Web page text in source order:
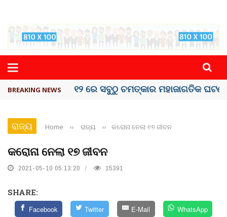
BREAKING NEWS କେରଳରେ ‘ରାଟ୍ ଫିଭର୍’ ଆତଙ୍କ, ୫୮ ମୃତ
ରାଜ୍ୟ Home ›› ରାଜ୍ୟ ›› କରୋନା ନେଲା ୧୭ ଜୀବନ
କରୋନା ନେଲା ୧୭ ଜୀବନ
2021-05-10 05:13:20 15391
SHARE:
Facebook Twitter E-Mail WhatsApp